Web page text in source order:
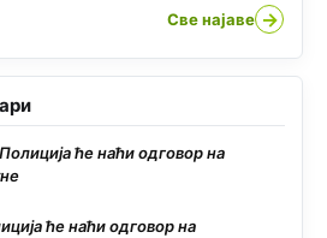
Све најаве →
ће наћи одговор на
ће наћи одговор на